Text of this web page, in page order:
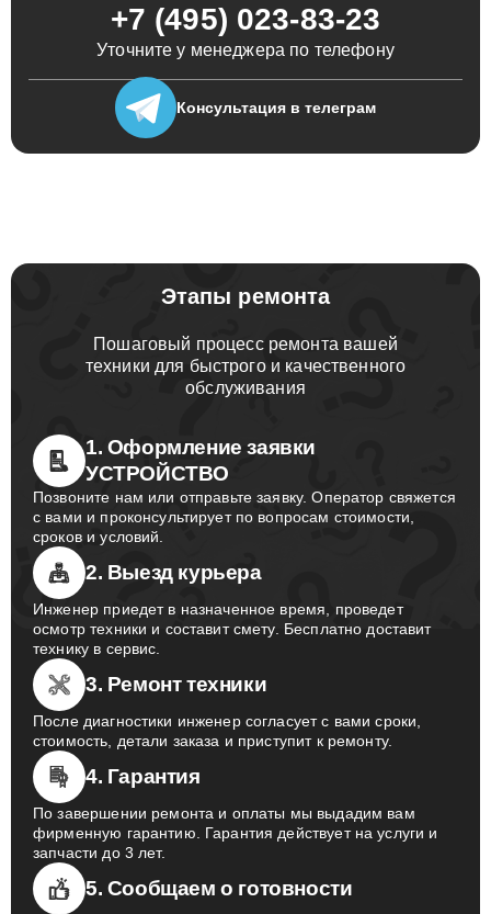
+7 (495) 023-83-23
Уточните у менеджера по телефону
Консультация в телеграм
Этапы ремонта
Пошаговый процесс ремонта вашей
техники для быстрого и качественного
обслуживания
1. Оформление заявки
УСТРОЙСТВО
Позвоните нам или отправьте заявку. Оператор свяжется
с вами и проконсультирует по вопросам стоимости,
сроков и условий.
2. Выезд курьера
Инженер приедет в назначенное время, проведет
осмотр техники и составит смету. Бесплатно доставит
технику в сервис.
3. Ремонт техники
После диагностики инженер согласует с вами сроки,
стоимость, детали заказа и приступит к ремонту.
4. Гарантия
По завершении ремонта и оплаты мы выдадим вам
фирменную гарантию. Гарантия действует на услуги и
запчасти до 3 лет.
5. Сообщаем о готовности